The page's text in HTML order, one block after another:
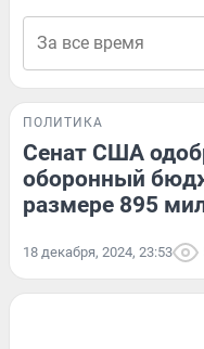
ПОЛИТИКА
Сенат США
оборонный
размере 895
18 декабря, 2024, 23:53